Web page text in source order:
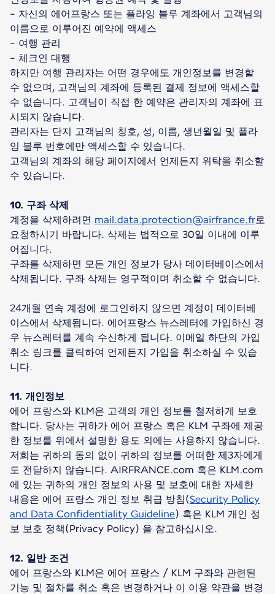
- 자신의 에어프랑스 또는 플라잉 블루 계좌에서 고객님의
이름으로 이루어진 예약에 액세스
- 여행 관리
- 체크인 대행
하지만 여행 관리자는 어떤 경우에도 개인정보를 변경할
수 없으며, 고객님의 계좌에 등록된 결제 정보에 액세스할
수 없습니다. 고객님이 직접 한 예약은 관리자의 계좌에 표
시되지 않습니다.
관리자는 단지 고객님의 칭호, 성, 이름, 생년월일 및 플라
잉 블루 번호에만 액세스할 수 있습니다.
고객님의 계좌의 해당 페이지에서 언제든지 위탁을 취소할
수 있습니다.
10. 구좌 삭제
계정을 삭제하려면 mail.data.protection@airfrance.fr로
요청하시기 바랍니다. 삭제는 법적으로 30일 이내에 이루
어집니다.
구좌를 삭제하면 모든 개인 정보가 당사 데이터베이스에서
삭제됩니다. 구좌 삭제는 영구적이며 취소할 수 없습니다.
24개월 연속 계정에 로그인하지 않으면 계정이 데이터베
이스에서 삭제됩니다. 에어프랑스 뉴스레터에 가입하신 경
우 뉴스레터를 계속 수신하게 됩니다. 이메일 하단의 가입
취소 링크를 클릭하여 언제든지 가입을 취소하실 수 있습
니다.
11. 개인정보
에어 프랑스와 KLM은 고객의 개인 정보를 철저하게 보호
합니다. 당사는 귀하가 에어 프랑스 혹은 KLM 구좌에 제공
한 정보를 위에서 설명한 용도 외에는 사용하지 않습니다.
저희는 귀하의 동의 없이 귀하의 정보를 어떠한 제3자에게
도 전달하지 않습니다. AIRFRANCE.com 혹은 KLM.com
에 있는 귀하의 개인 정보의 사용 및 보호에 대한 자세한
내용은 에어 프랑스 개인 정보 취급 방침(Security Policy
and Data Confidentiality Guideline) 혹은 KLM 개인 정
보 보호 정책(Privacy Policy) 을 참고하십시오.
12. 일반 조건
에어 프랑스와 KLM은 에어 프랑스 / KLM 구좌와 관련된
기능 및 절차를 취소 혹은 변경하거나 이 이용 약관을 변경